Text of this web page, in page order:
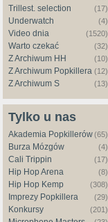
Trillest. selection (17)
Underwatch (4)
Video dnia (1520)
Warto czekać (32)
Z Archiwum HH (10)
Z Archiwum Popkillera (12)
Z Archiwum S (13)
Tylko u nas
Akademia Popkillerów(65)
Burza Mózgów (4)
Cali Trippin (17)
Hip Hop Arena (8)
Hip Hop Kemp (308)
Imprezy Popkillera (29)
Konkursy (201)